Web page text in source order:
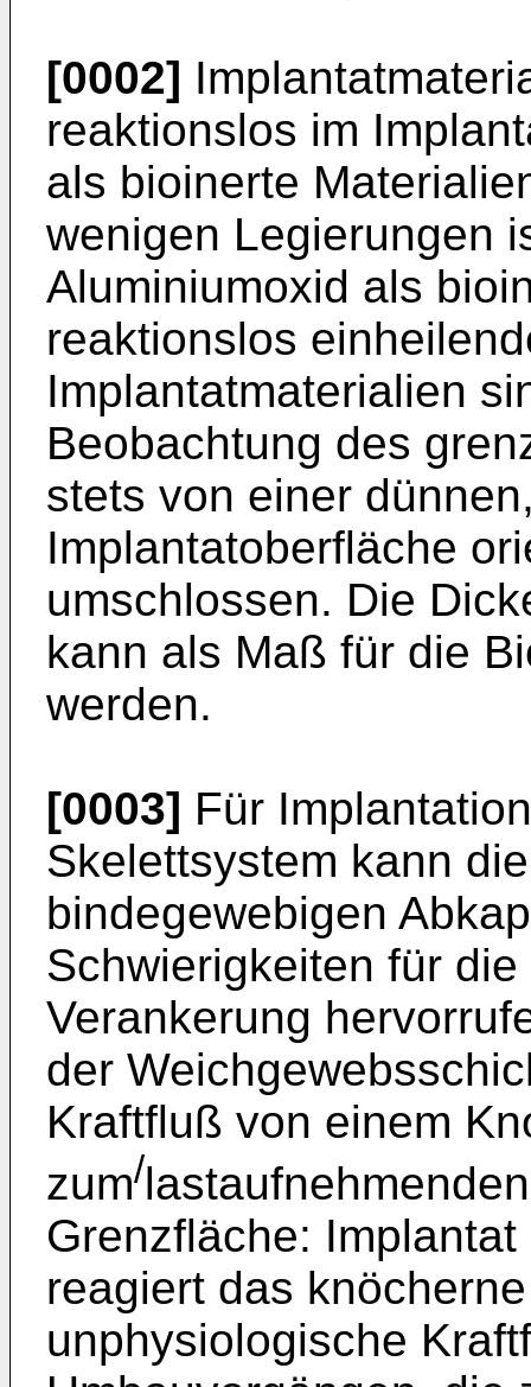
[0002]
reaktionslos im
als bioinerte
wenigen Legierungen
Aluminiumoxid als
reaktionslos
Implantatmaterialien
Beobachtung des
stets von einer
Implantatoberfläche
umschlossen. Die
kann als Maß für die
werden.
[0003] Für
Skelettsystem kann
bindegewebigen
Schwierigkeiten für
Verankerung
der
Kraftfluß von einem
zum/
Grenzfläche:
reagiert das
unphysiologische